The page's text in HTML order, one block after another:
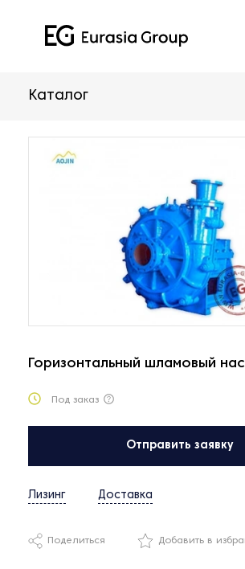
Каталог
Горизонтальный шламовый
Под заказ
Отправить заявку
Лизинг Доставка
Поделиться Добавить в